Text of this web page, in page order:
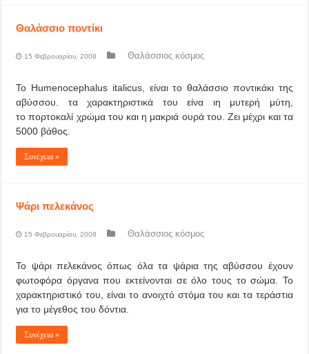
Θαλάσσιο ποντίκι
15 Φεβρουαρίου, 2008 Θαλάσσιος κόσμος
Το Humenocephalus italicus, είναι το θαλάσσιο ποντικάκι της
αβύσσου. τα χαρακτηριστικά του είνα ιη μυτερή μύτη,
το πορτοκαλί χρώμα του και η μακριά ουρά του. Ζει μέχρι και τα
5000 βάθος.
Συνέχεια »
Ψάρι πελεκάνος
15 Φεβρουαρίου, 2008 Θαλάσσιος κόσμος
Το ψάρι πελεκάνος όπως όλα τα ψάρια της αβύσσου έχουν
φωτοφόρα όργανα που εκτείνονται σε όλο τους το σώμα. Το
χαρακτηριστικό του, είναι το ανοιχτό στόμα του και τα τεράστια
για το μέγεθος του δόντια.
Συνέχεια »